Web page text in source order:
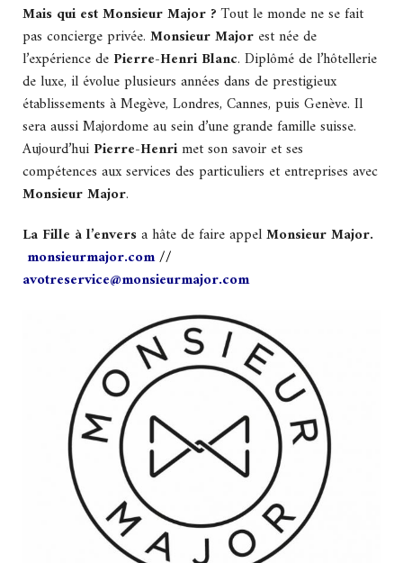
Mais qui est Monsieur Major ?Tout le monde ne se fait
pas concierge privée. Monsieur Major est née de
l’expérience de Pierre-Henri Blanc. Diplômé de l’hôtellerie
de luxe, il évolue plusieurs années dans de prestigieux
établissements à Megève, Londres, Cannes, puis Genève. Il
sera aussi Majordome au sein d’une grande famille suisse.
Aujourd’hui Pierre-Henrimet son savoir et ses
compétences aux services des particuliers et entreprises avec
Monsieur Major.
La Fille à l’enversa hâte de faire appelMonsieur Major.
monsieurmajor.com//
avotreservice@monsieurmajor.com